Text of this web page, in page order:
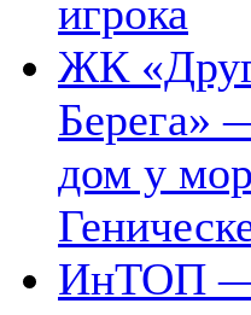
игрока
ЖК
Берега»
дом у
ИнТОП